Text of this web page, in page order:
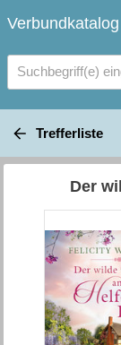
Suchbegriff(e)
Trefferliste
Der